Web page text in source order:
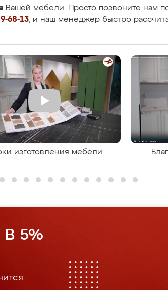
Вашей мебели. Просто позвоните нам
68-13, и наш менеджер быстро
изготовления мебели
5%